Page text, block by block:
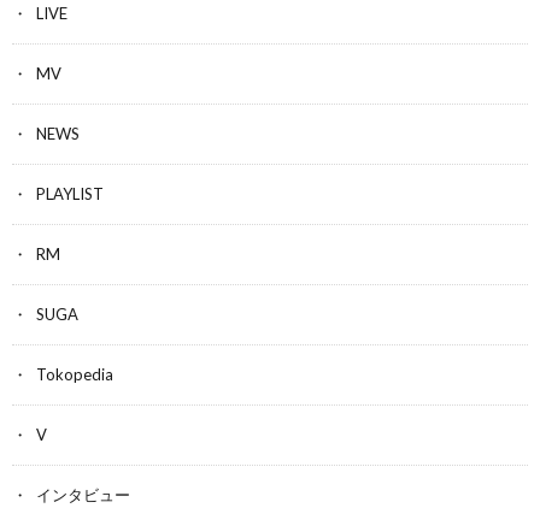
LIVE
MV
NEWS
PLAYLIST
RM
SUGA
Tokopedia
V
インタビュー